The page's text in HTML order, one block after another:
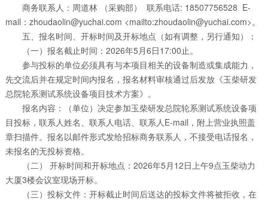
商务联系人：周道林 （采购部） 联系电话: 18507756528 E-
mail：zhoudaolin@yuchai.com <mailto:zhoudaolin@yuchai.com>。
五、报名时间、开标时间及开标地点（如有调整，另行通知）：
（一）报名截止时间：2026年5月6日17:00止。
参与投标的单位必须具有与本项目相关的设备制造或集成能力，
先交流后并在规定时间内报名，报名材料审核通过后发放《玉柴研发
总院轮系测试系统设备项目技术方案》。
报名内容：（单位）决定参加玉柴研发总院轮系测试系统设备项
目投标，联系人姓名、联系人电话、联系人E-mail，附上营业执照盖
章扫描件。报名以邮件形式发给招标商务联系人，不接受电话报名，
未报名的无投标资格。
（二） 开标时间和开标地点：2026年5月12日上午9点玉柴动力
大厦3楼会议室现场开标。
（三）投标文件：开标截止时间后送达的投标文件将被拒收，在